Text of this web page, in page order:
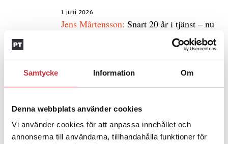
Samtycke Information Om
Denna webbplats använder cookies
Vi använder cookies för att anpassa innehållet och
annonserna till användarna, tillhandahålla funktioner för
1 juni 2026
Jens Mårtensson: Snart 20 år i tjänst – nu
Polisregionen erkänner fel: ”Kommer